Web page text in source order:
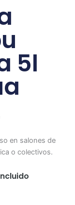
5l
en salones de
o colectivos.